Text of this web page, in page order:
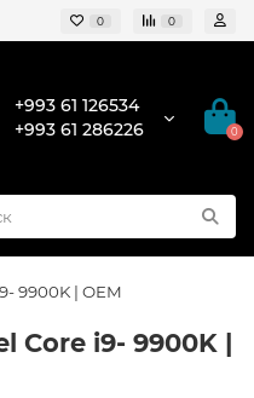
0 0
+993 61 126534
+993 61 286226
0
9900K | OEM
Core i9- 9900K |